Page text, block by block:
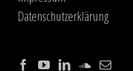
Datenschutzerklärung